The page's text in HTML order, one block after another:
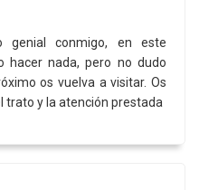
genial conmigo, en este
hacer nada, pero no dudo
os vuelva a visitar. Os
trato y la atención prestada